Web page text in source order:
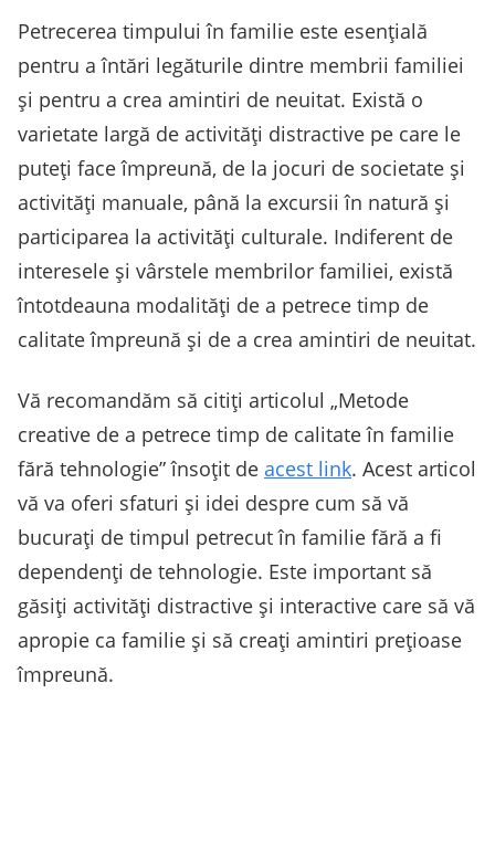
Petrecerea timpului în familie este esențială
pentru a întări legăturile dintre membrii familiei
și pentru a crea amintiri de neuitat. Există o
varietate largă de activități distractive pe care le
puteți face împreună, de la jocuri de societate și
activități manuale, până la excursii în natură și
participarea la activități culturale. Indiferent de
interesele și vârstele membrilor familiei, există
întotdeauna modalități de a petrece timp de
calitate împreună și de a crea amintiri de neuitat.
Vă recomandăm să citiți articolul „Metode
creative de a petrece timp de calitate în familie
fără tehnologie” însoțit de acest link. Acest articol
vă va oferi sfaturi și idei despre cum să vă
bucurați de timpul petrecut în familie fără a fi
dependenți de tehnologie. Este important să
găsiți activități distractive și interactive care să vă
apropie ca familie și să creați amintiri prețioase
împreună.